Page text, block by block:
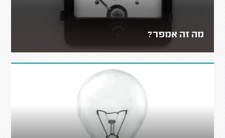
מה זה אמפר?